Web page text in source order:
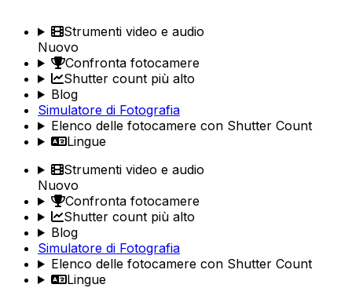
Strumenti video e audio
Nuovo
Confronta fotocamere
Shutter count più alto
Blog
Simulatore di Fotografia
Elenco delle fotocamere con Shutter Count
Lingue
Strumenti video e audio
Nuovo
Confronta fotocamere
Shutter count più alto
Blog
Simulatore di Fotografia
Elenco delle fotocamere con Shutter Count
Lingue